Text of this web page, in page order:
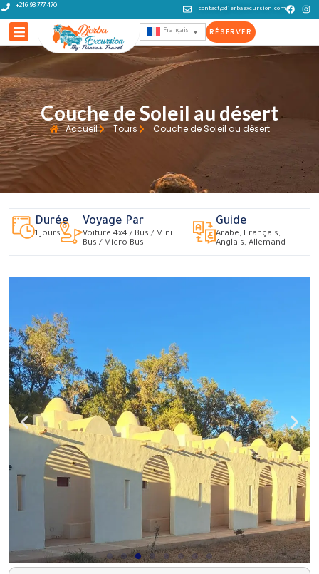
+216 98 777 470 contact@djerbaexcursion.com
Français RÉSERVER
Couche de Soleil au désert
Accueil Tours Couche de Soleil au désert
Durée
1 Jours
Voyage Par
Voiture 4x4 / Bus / Mini
Bus / Micro Bus
Guide
Arabe, Français,
Anglais, Allemand